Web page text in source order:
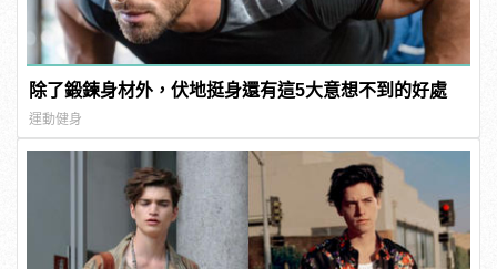
除了鍛鍊身材外，伏地挺身還有這5大意想不到的好處
運動健身